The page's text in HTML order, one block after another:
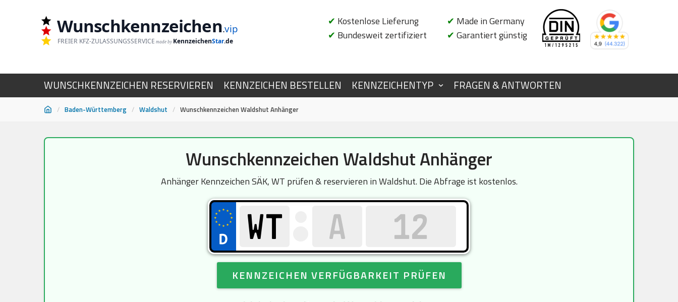
Wunschkennzeichen.vip
FREIER KFZ-ZULASSUNGSSERVICE made by KennzeichenStar.de
✔ Kostenlose Lieferung
✔ Bundesweit zertifiziert
✔ Made in Germany
✔ Garantiert günstig
WUNSCHKENNZEICHEN RESERVIEREN KENNZEICHEN BESTELLEN KENNZEICHENTYP FRAGEN & ANTWORTEN
/ Baden-Württemberg / Waldshut / Wunschkennzeichen Waldshut Anhänger
Wunschkennzeichen Waldshut Anhänger
Anhänger Kennzeichen SÄK, WT prüfen & reservieren in Waldshut. Die Abfrage ist kostenlos.
KENNZEICHEN VERFÜGBARKEIT PRÜFEN